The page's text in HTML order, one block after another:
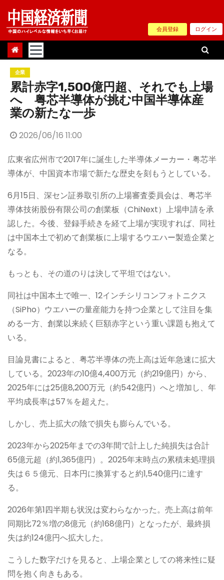
Skip
content
会員登録 ログイン
企業
累計赤字1,500億円超、それでも上場
へ 粤芯半導体が挑む中国半導体産
業の新たな一歩
2026/06/16 11:00
広東省広州市で2017年に誕生した半導体メーカー・粤芯半
導体が、中国資本市場で新たな歴史を刻もうとしている。
6月15日、深セン証券取引所の上場審査委員会は、粤芯半
導体技術股份有限公司の創業板（ChiNext）上場申請を承
認した。今後、登録手続きを経て上場が実現すれば、同社
は中国本土で初めて創業板に上場するウエハー製造企業と
なる。
もっとも、その道のりは決して平坦ではない。
同社は中国本土で唯一、12インチシリコンフォトニクス
（SiPho）ウエハーの量産能力を持つ企業として注目を集
める一方、創業以来続く巨額赤字という重い課題も抱えて
いる。
目論見書によると、粤芯半導体の売上高は近年急速に拡大
している。2023年の10億4,400万元（約219億円）から、
2025年には25億8,200万元（約542億円）へと増加し、年
平均成長率は57％を超えた。
しかし、売上拡大の陰で損失も膨らんでいる。
2023年から2025年までの3年間で計上した純損失は合計
65億元超（約1,365億円）。2025年末時点の累積未処理損
失は６５億元、日本円に換算すると約1,540億円に達す
る。
2026年第1四半期も状況は変わらなかった。売上高は前年
同期比72％増の8億元（約168億円）となったが、最終損
失は約124億円へ拡大した。
こうした数字だけを見ると、上場企業としての将来性に疑
問を抱く向きもある。